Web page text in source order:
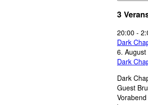
3
20:00 -
Dark
6.
Dark
Dark
Guest